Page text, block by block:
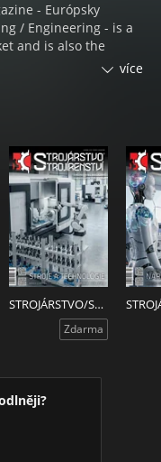
- Európsky
/ Engineering - is a
and is also the
We Slovakia -
Our clients are
and other related
industry.
více
STROJÁRSTVO/STROJÍRENSTVÍ 3/2026
Zdarma